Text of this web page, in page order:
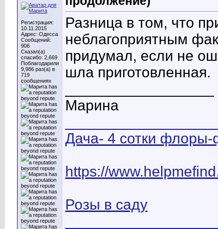
Регистрация:
10.11.2015
Адрес: Одесса
Сообщений:
906
Сказал(а)
спасибо: 2,669
Поблагодарили
9,986 раз(а) в
719
сообщениях
Разница в том, что
неблагоприятным
придумал, если не
шла приготовленная.
Марина
Дача- 4 сотки
https://
Розы в саду